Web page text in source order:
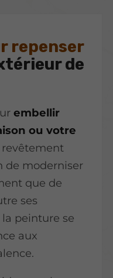
repenser
de
embellir
ou votre
revêtement
de moderniser
que de
ses
peinture se
aux